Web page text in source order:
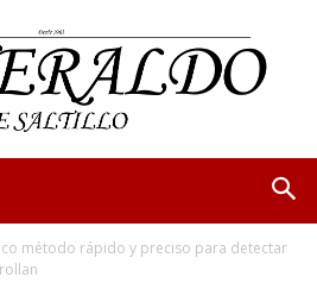
método rápido y preciso para detectar